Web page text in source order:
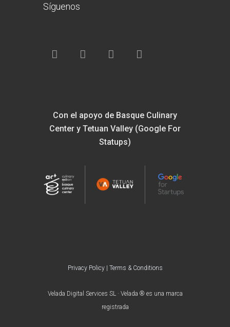
Síguenos
Con el apoyo de Basque Culinary
Center y Tetuan Valley (Google For
Statups)
Privacy Policy| Terms & Conditions
Velada Digital Services SL · Velada ® es una marca
registrada